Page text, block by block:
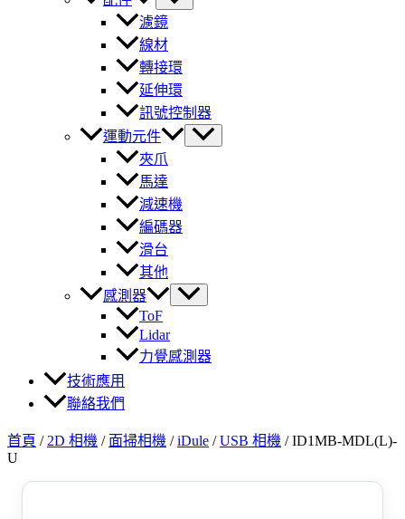
濾鏡
線材
轉接環
延伸環
訊號控制器
運動元件
夾爪
馬達
減速機
編碼器
滑台
其他
感測器
ToF
Lidar
力覺感測器
技術應用
聯絡我們
首頁 / 2D 相機 / 面掃相機 /iDule /USB 相機 /ID1MB-MDL(L)-
U